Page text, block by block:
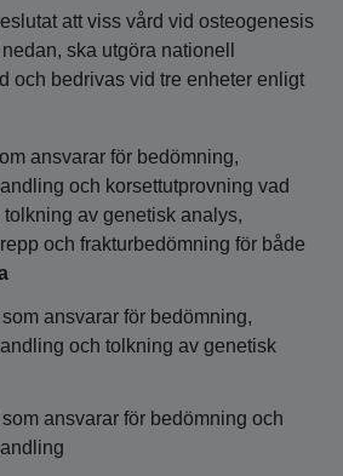
att viss vård vid osteogenesis
ska utgöra nationell
och bedrivas vid tre enheter enligt
ansvarar för bedömning,
och korsettutprovning vad
tolkning av genetisk analys,
och frakturbedömning för både
ansvarar för bedömning,
och tolkning av genetisk
ansvarar för bedömning och